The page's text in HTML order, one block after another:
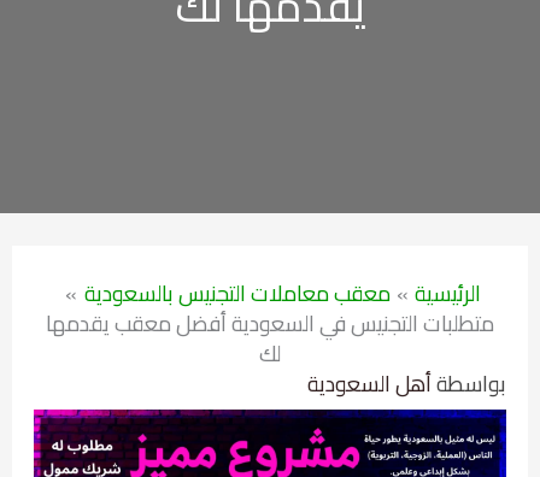
الرئيسية معقب معاملات التجنيس بالسعودية
متطلبات التجنيس في السعودية أفضل معقب يقدمها
لك
بواسطةأهل السعودية